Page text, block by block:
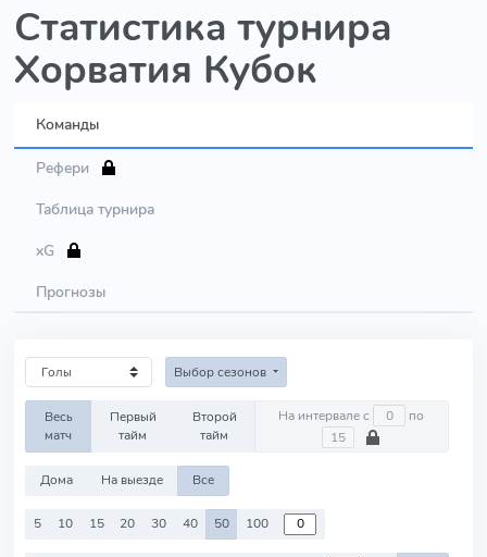
Статистика турнира
Хорватия Кубок
Команды
Рефери
Таблица турнира
xG
Прогнозы
Выбор сезонов
Весь
матч
Первый
тайм
Второй
тайм
На интервале с по
Дома На выезде Все
5 10 15 20 30 40 50 100